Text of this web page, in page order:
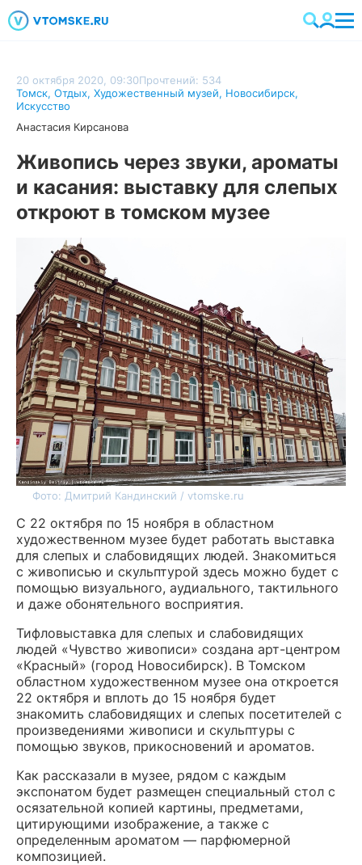
20 октября 2020, 09:30Прочтений: 534
Томск, Отдых, Художественный музей, Новосибирск,
Искусство
Анастасия Кирсанова
Живопись через звуки, ароматы
и касания: выставку для слепых
откроют в томском музее
Фото: Дмитрий Кандинский / vtomske.ru
С 22 октября по 15 ноября в областном
художественном музее будет работать выставка
для слепых и слабовидящих людей. Знакомиться
с живописью и скульптурой здесь можно будет с
помощью визуального, аудиального, тактильного
и даже обонятельного восприятия.
Тифловыставка для слепых и слабовидящих
людей «Чувство живописи» создана арт-центром
«Красный» (город Новосибирск). В Томском
областном художественном музее она откроется
22 октября и вплоть до 15 ноября будет
знакомить слабовидящих и слепых посетителей с
произведениями живописи и скульптуры с
помощью звуков, прикосновений и ароматов.
Как рассказали в музее, рядом с каждым
экспонатом будет размещен специальный стол с
осязательной копией картины, предметами,
цитирующими изображение, а также с
определенным ароматом — парфюмерной
композицией.